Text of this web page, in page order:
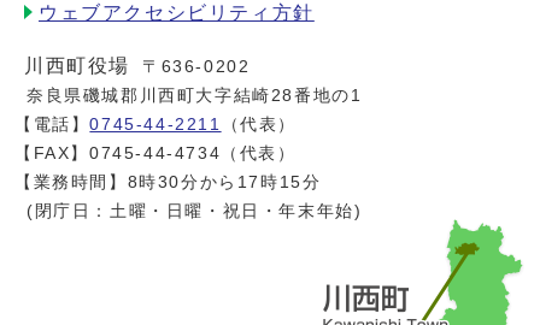
ウェブアクセシビリティ方針
川西町役場
〒636-0202
奈良県磯城郡川西町大字結崎28番地の1
【電話】0745-44-2211
（代表）
【FAX】0745-44-4734（代表）
【業務時間】8時30分から17時15分
(閉庁日：土曜・日曜・祝日・年末年始)